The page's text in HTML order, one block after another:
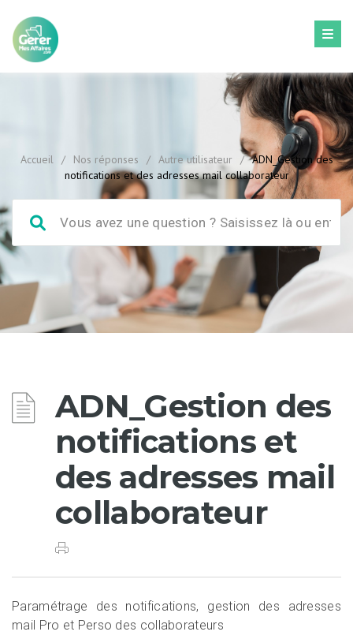
Accueil / Nos réponses / Autre utilisateur / ADN_Gestion des
notifications et des adresses mail collaborateur
ADN_Gestion des
notifications et
des adresses mail
collaborateur
Paramétrage des notifications, gestion des adresses
mail Pro et Perso des collaborateurs